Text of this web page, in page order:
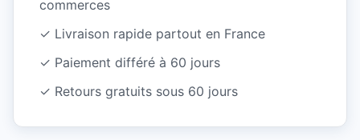
commerces
✓ Livraison rapide partout en France
✓ Paiement différé à 60 jours
✓ Retours gratuits sous 60 jours